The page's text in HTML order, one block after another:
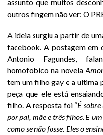
assunto que muitos
outros fingem não ver: O
A ideia surgiu a partir de
facebook. A postagem em
Antonio Fagundes,
homofobico na novela
tem um filho gay e a ultima
peça que ele está
filho. A resposta foi “É
por pai, mãe e três filhos. E
como se não fosse. Eles o